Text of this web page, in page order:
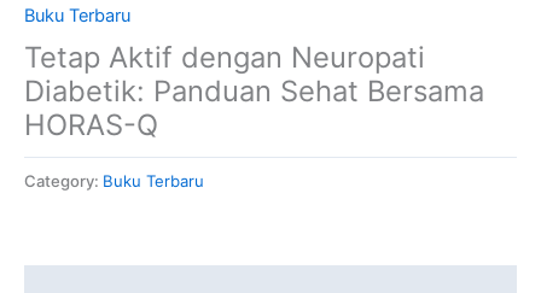
Buku Terbaru
Tetap Aktif dengan Neuropati
Diabetik: Panduan Sehat Bersama
HORAS-Q
Category: Buku Terbaru